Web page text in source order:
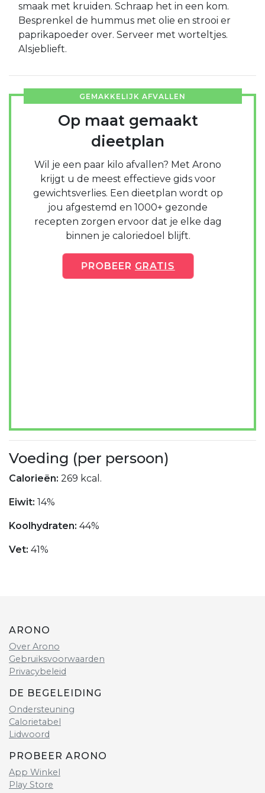
smaak met kruiden. Schraap het in een kom.
Besprenkel de hummus met olie en strooi er
paprikapoeder over. Serveer met worteltjes.
Alsjeblieft.
GEMAKKELIJK AFVALLEN
Op maat gemaakt
dieetplan
Wil je een paar kilo afvallen? Met Arono
krijgt u de meest effectieve gids voor
gewichtsverlies. Een dieetplan wordt op
jou afgestemd en 1000+ gezonde
recepten zorgen ervoor dat je elke dag
binnen je caloriedoel blijft.
PROBEER GRATIS
Voeding (per persoon)
Calorieën: 269 kcal.
Eiwit: 14%
Koolhydraten: 44%
Vet: 41%
ARONO
Over Arono
Gebruiksvoorwaarden
Privacybeleid
DE BEGELEIDING
Ondersteuning
Calorietabel
Lidwoord
PROBEER ARONO
App Winkel
Play Store